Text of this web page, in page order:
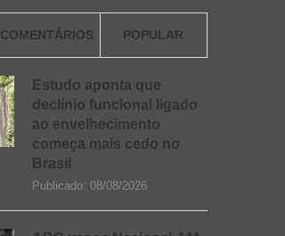
COMENTÁRIOS POPULAR
Estudo aponta que
declínio funcional ligado
ao envelhecimento
começa mais cedo no
Brasil
Publicado: 08/08/2026